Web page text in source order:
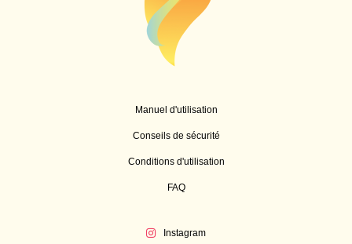
Manuel d'utilisation
Conseils de sécurité
Conditions d'utilisation
FAQ
Instagram